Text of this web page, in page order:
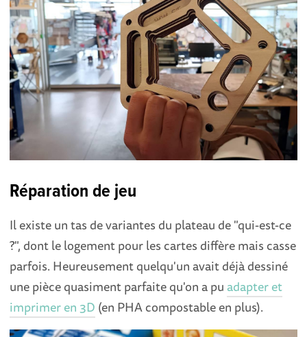
Réparation de jeu
Il existe un tas de variantes du plateau de "qui-est-ce
?", dont le logement pour les cartes diffère mais casse
parfois. Heureusement quelqu'un avait déjà dessiné
une pièce quasiment parfaite qu'on a puadapter et
imprimer en 3D (en PHA compostable en plus).